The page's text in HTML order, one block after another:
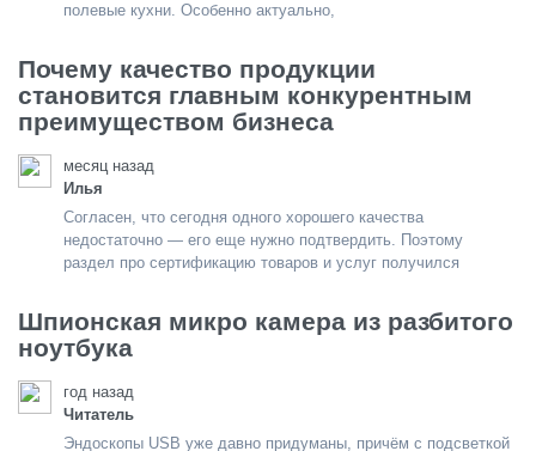
полевые кухни. Особенно актуально,
Почему качество продукции
становится главным конкурентным
преимуществом бизнеса
месяц назад
Илья
Согласен, что сегодня одного хорошего качества
недостаточно — его еще нужно подтвердить. Поэтому
раздел про сертификацию товаров и услуг получился
Шпионская микро камера из разбитого
ноутбука
год назад
Читатель
Эндоскопы USB уже давно придуманы, причём с подсветкой